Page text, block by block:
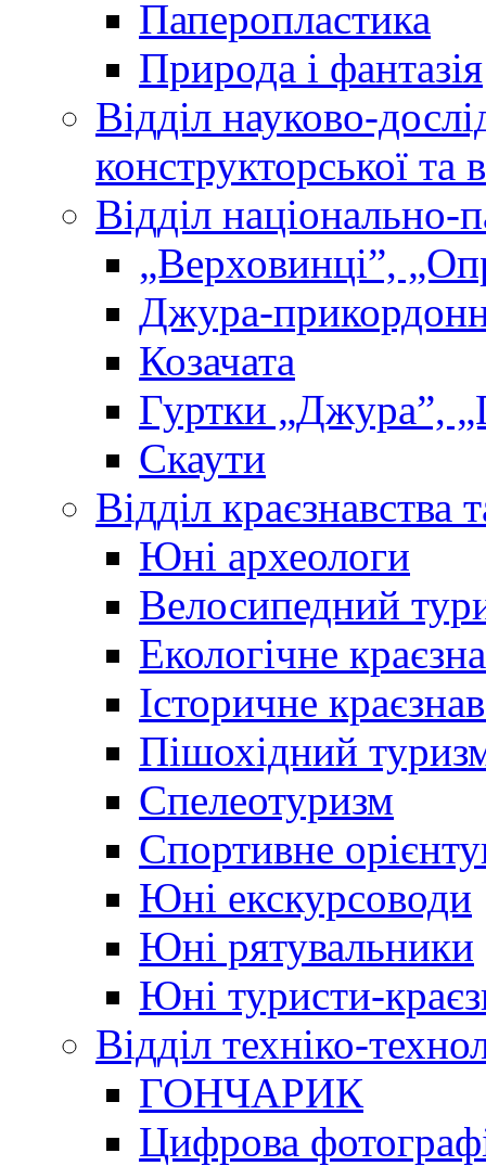
Паперопластика
Природа і фантазія
Відділ науково-
конструкторської та
Відділ національно-
„Верховинці”,
Джура-
Козачата
Гуртки „Джура”,
Скаути
Відділ краєзнавства
Юні археологи
Велосипедний
Екологічне
Історичне
Пішохідний
Спелеотуризм
Спортивне
Юні екскурсоводи
Юні рятувальники
Юні туристи-
Відділ техніко-
ГОНЧАРИК
Цифрова